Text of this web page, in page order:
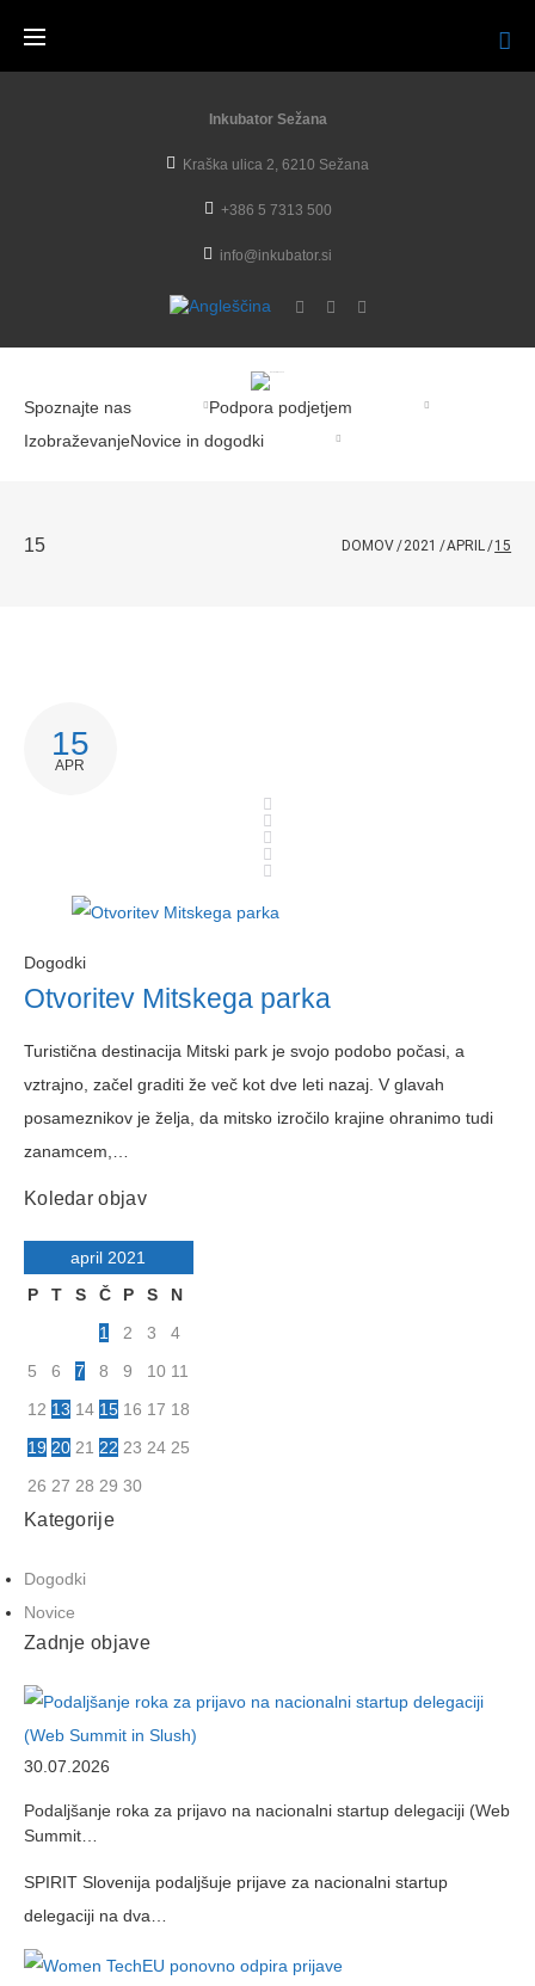
Inkubator Sežana
Kraška ulica 2, 6210 Sežana
+386 5 7313 500
info@inkubator.si
Spoznajte nas
Podpora podjetjem
IzobraževanjeNovice in dogodki
15 DOMOV/2021 /APRIL/15
15
APR
Dogodki
Otvoritev Mitskega parka
Turistična destinacija Mitski park je svojo podobo počasi, a
vztrajno, začel graditi že več kot dve leti nazaj. V glavah
posameznikov je želja, da mitsko izročilo krajine ohranimo tudi
zanamcem,…
Koledar objav
april 2021
P
T S Č P S
N
1
2 3
4
5
6 7 8 9 10 11
12 13 14 15 16 17 18
19 20 21 22 23 24 25
26 27 28 29 30
Kategorije
Dogodki
Novice
Zadnje objave
30.07.2026
Podaljšanje roka za prijavo na nacionalni startup delegaciji (Web
Summit…
SPIRIT Slovenija podaljšuje prijave za nacionalni startup
delegaciji na dva…